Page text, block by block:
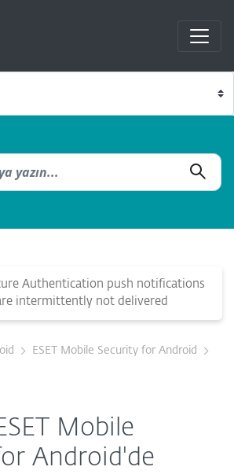
Authentication push notifications
intermittently not delivered
ESET Mobile Security for Android
Mobile
Android'de